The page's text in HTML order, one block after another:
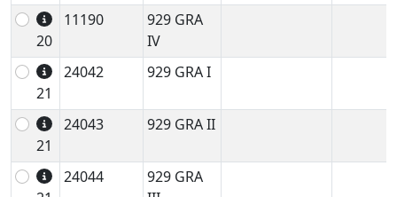
20
11190
929 GRA
IV
21
24042 929 GRA I
21
24043 929 GRA II
24044
929 GRA